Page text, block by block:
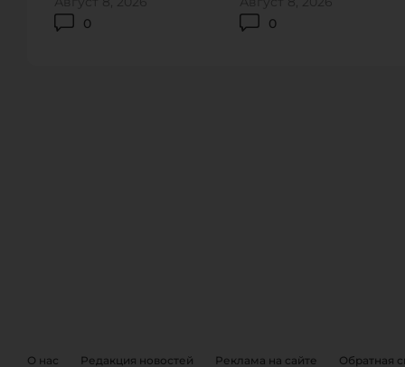
0 0
О нас Редакция новостей Реклама на сайте Обратная
EVENTS